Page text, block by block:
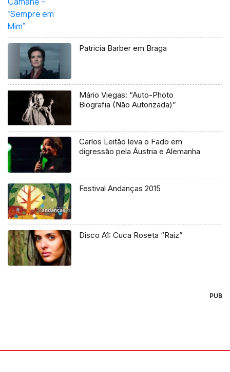
Patricia Barber em Braga
Mário Viegas: “Auto-Photo
Biografia (Não Autorizada)”
Carlos Leitão leva o Fado em
digressão pela Áustria e Alemanha
Festival Andanças 2015
Disco A1: Cuca Roseta “Raiz”
PUB